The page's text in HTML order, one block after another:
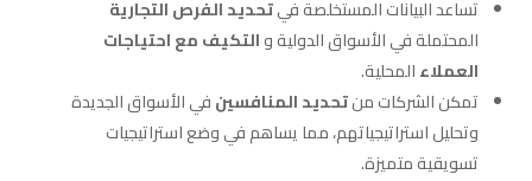
تساعد البيانات المستخلصة فيتحديد الفرص التجارية
المحتملة في الأسواق الدولية والتكيف مع احتياجات
العملاءالمحلية.
تمكن الشركات منتحديد المنافسينفي الأسواق الجديدة
وتحليل استراتيجياتهم، مما يساهم في وضع استراتيجيات
تسويقية متميزة.